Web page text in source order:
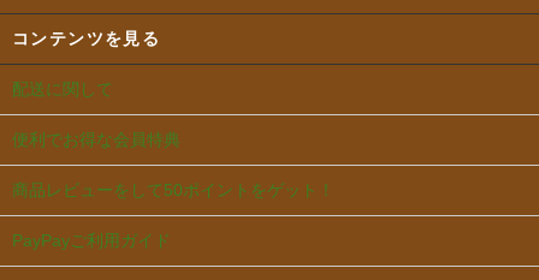
コンテンツを見る
配送に関して
便利でお得な会員特典
商品レビューをして50ポイントをゲット！
PayPayご利用ガイド